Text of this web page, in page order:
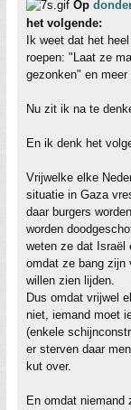
Op
het volgende:
Ik weet dat het
roepen: "Laat ze
gezonken" en
Nu zit ik na te
En ik denk het
Vrijwelke elke
situatie in Gaza
daar burgers
worden
weten ze dat Israël
omdat ze bang zijn
willen zien lijden.
Dus omdat vrijwel
niet, iemand moet
(enkele
er sterven daar
kut over.
En omdat